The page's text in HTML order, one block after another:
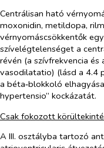
Centrálisan ható
moxonidin, metildopa,
vérnyomáscsökkentők
szívelégtelenséget a
révén (a szívfrekvencia
vasodilatatio) (lásd a 4.4
a béta‑blokkoló
hypertensio” kockázatát.
Csak fokozott
A III. osztályba tartozó